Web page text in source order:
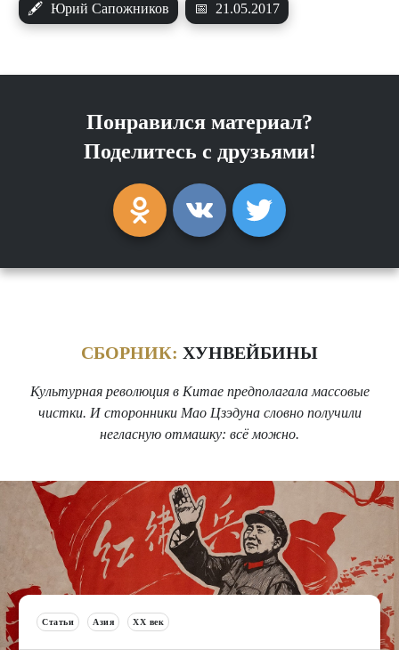
🖋 Юрий Сапожников 📅 21.05.2017
Понравился материал?
Поделитесь с друзьями!
СБОРНИК: ХУНВЕЙБИНЫ
Культурная революция в Китае предполагала массовые
чистки. И сторонники Мао Цзэдуна словно получили
негласную отмашку: всё можно.
Статьи Азия XX век